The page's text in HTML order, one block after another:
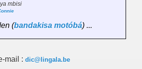
mbisi
(bandakisa motóbá) ...
mail : dic@lingala.be